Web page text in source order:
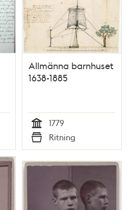
Allmänna barnhuset
1638-1885
Tid
1779
Typ
Ritning